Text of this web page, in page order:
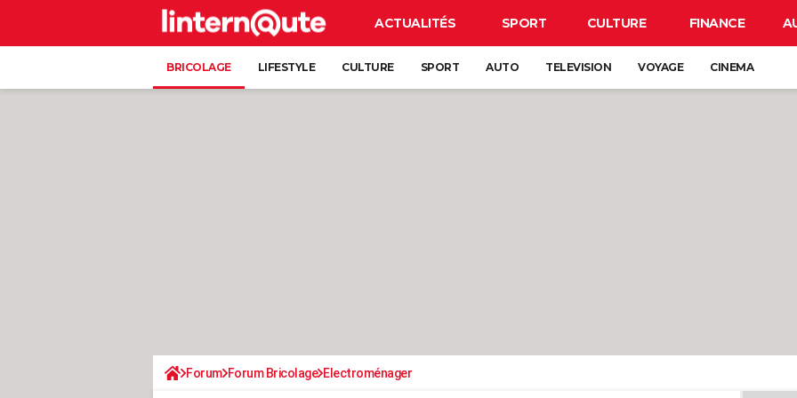
ACTUALITÉS SPORT CULTURE FINANCE
BRICOLAGE LIFESTYLE CULTURE SPORT AUTO TELEVISION VOYAGE CINEMA
Forum Forum Bricolage Electroménager